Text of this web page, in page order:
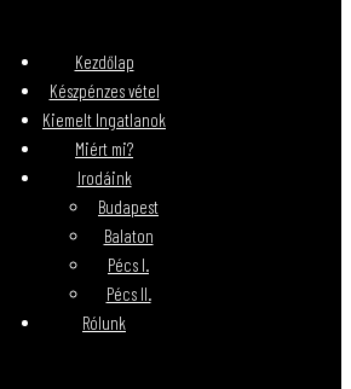
Kezdőlap
Készpénzes vétel
Kiemelt Ingatlanok
Miért mi?
Irodáink
Budapest
Balaton
Pécs I.
Pécs II.
Rólunk